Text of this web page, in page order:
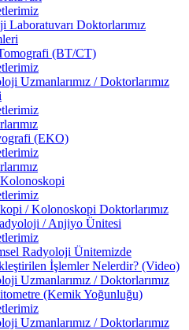
Laboratuvarı Doktorlarımız
(BT/CT)
Uzmanlarımız / Doktorlarımız
(EKO)
/ Kolonoskopi Doktorlarımız
/ Anjiyo Ünitesi
Radyoloji Ünitemizde
İşlemler Nelerdir? (Video)
Uzmanlarımız / Doktorlarımız
(Kemik Yoğunluğu)
Uzmanlarımız / Doktorlarımız